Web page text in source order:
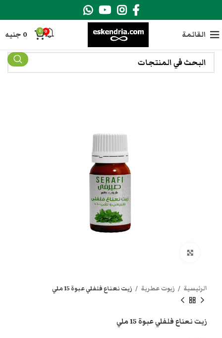
القائمة 0
0
0 جنيه
الرئيسية زيوت عطرية زيت نعناع فلفلي عبوة 15 ملي
زيت نعناع فلفلي عبوة 15 ملي